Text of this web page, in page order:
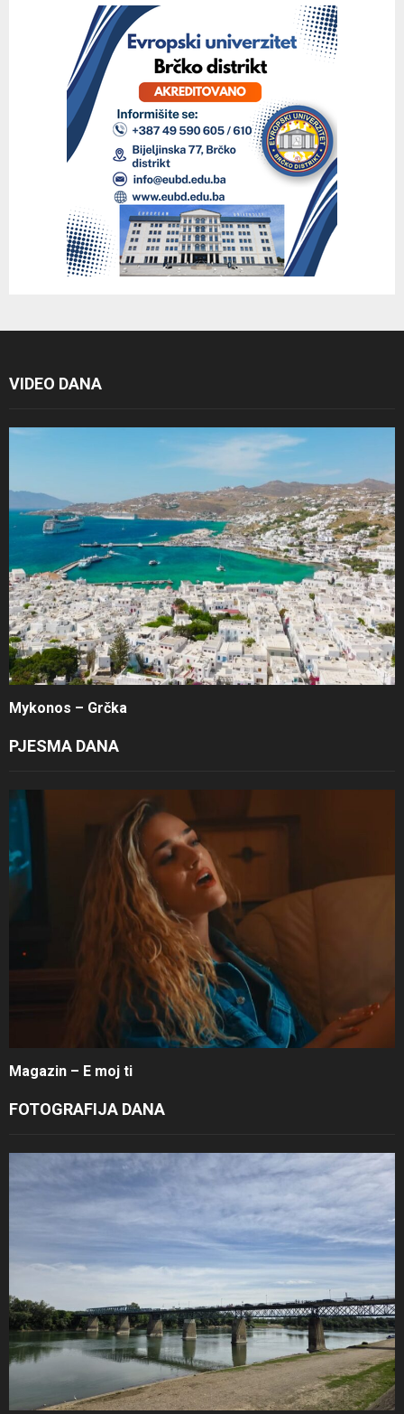
VIDEO DANA
Mykonos – Grčka
PJESMA DANA
Magazin – E moj ti
FOTOGRAFIJA DANA